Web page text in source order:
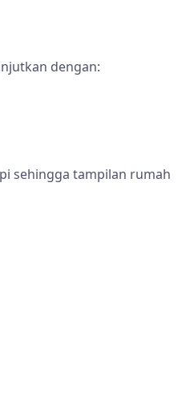
dengan:
sehingga tampilan rumah